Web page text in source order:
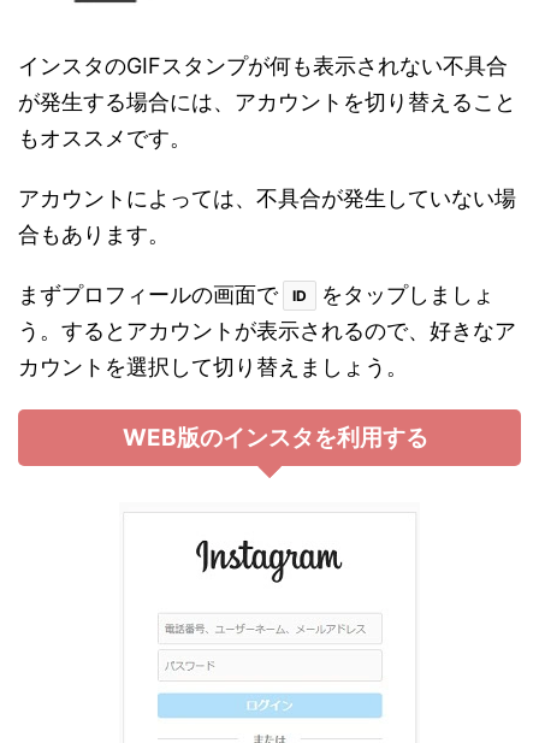
インスタのGIFスタンプが何も表示されない不具合
が発生する場合には、アカウントを切り替えること
もオススメです。
アカウントによっては、不具合が発生していない場
合もあります。
まずプロフィールの画面で ID
をタップしましょ
う。するとアカウントが表示されるので、好きなア
カウントを選択して切り替えましょう。
WEB版のインスタを利用する